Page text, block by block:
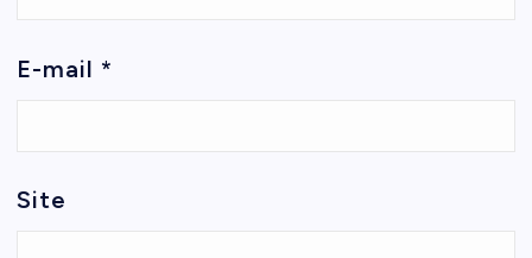
E-mail *
Site